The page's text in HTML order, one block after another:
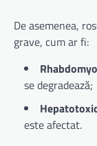
De asemenea,
grave, cum ar fi:
se degradează;
este afectat.